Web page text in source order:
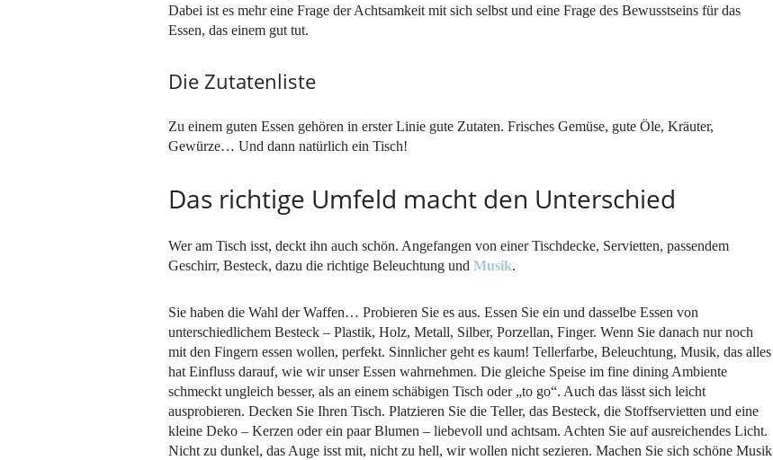
Dabei ist es mehr eine Frage der Achtsamkeit mit sich selbst und eine Frage des Bewusstseins für das
Essen, das einem gut tut.
Die Zutatenliste
Zu einem guten Essen gehören in erster Linie gute Zutaten. Frisches Gemüse, gute Öle, Kräuter,
Gewürze… Und dann natürlich ein Tisch!
Das richtige Umfeld macht den Unterschied
Wer am Tisch isst, deckt ihn auch schön. Angefangen von einer Tischdecke, Servietten, passendem
Geschirr, Besteck, dazu die richtige Beleuchtung und Musik.
Sie haben die Wahl der Waffen… Probieren Sie es aus. Essen Sie ein und dasselbe Essen von
unterschiedlichem Besteck – Plastik, Holz, Metall, Silber, Porzellan, Finger. Wenn Sie danach nur noch
mit den Fingern essen wollen, perfekt. Sinnlicher geht es kaum! Tellerfarbe, Beleuchtung, Musik, das alles
hat Einfluss darauf, wie wir unser Essen wahrnehmen. Die gleiche Speise im fine dining Ambiente
schmeckt ungleich besser, als an einem schäbigen Tisch oder „to go“. Auch das lässt sich leicht
ausprobieren. Decken Sie Ihren Tisch. Platzieren Sie die Teller, das Besteck, die Stoffservietten und eine
kleine Deko – Kerzen oder ein paar Blumen – liebevoll und achtsam. Achten Sie auf ausreichendes Licht.
Nicht zu dunkel, das Auge isst mit, nicht zu hell, wir wollen nicht sezieren. Machen Sie sich schöne Musik